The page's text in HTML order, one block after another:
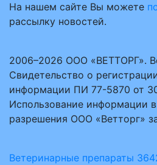
На нашем сайте Вы можете
рассылку новостей.
2006–2026 ООО «ВЕТТОРГ».
Свидетельство о
информации ПИ 77-5870 от
Использование информации
разрешения ООО «Ветторг»
Ветеринарные препараты